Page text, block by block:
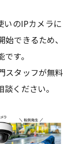
いのIPカメラに
できるため、
す。
スタッフが無料
ください。